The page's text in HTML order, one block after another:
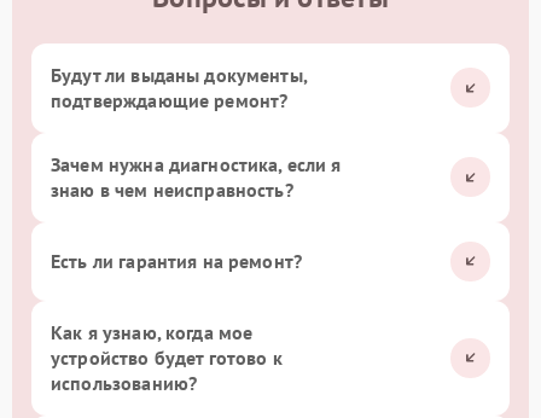
Будут ли выданы документы,
подтверждающие ремонт?
Зачем нужна диагностика, если я
знаю в чем неисправность?
Есть ли гарантия на ремонт?
Как я узнаю, когда мое
устройство будет готово к
использованию?